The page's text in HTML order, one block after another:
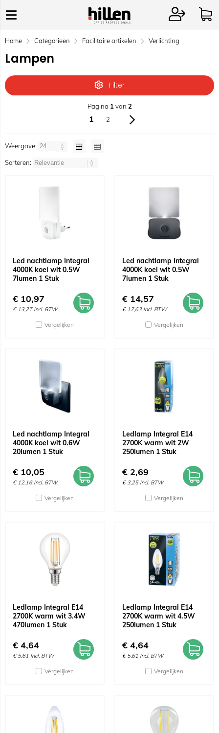
Home Categorieën Facilitaire artikelen Verlichting
Lampen
Filter
Pagina 1 van 2
1 2
Weergave:
Sorteren:
Led nachtlamp Integral
4000K koel wit 0.5W
7lumen 1 Stuk
€ 10,97
€ 13,27 Incl. BTW
Vergelijken
Led nachtlamp Integral
4000K koel wit 0.5W
7lumen 1 Stuk
€ 14,57
€ 17,63 Incl. BTW
Vergelijken
Led nachtlamp Integral
4000K koel wit 0.6W
20lumen 1 Stuk
€ 10,05
€ 12,16 Incl. BTW
Vergelijken
Ledlamp Integral E14
2700K warm wit 2W
250lumen 1 Stuk
€ 2,69
€ 3,25 Incl. BTW
Vergelijken
Ledlamp Integral E14
2700K warm wit 3.4W
470lumen 1 Stuk
€ 4,64
€ 5,61 Incl. BTW
Vergelijken
Ledlamp Integral E14
2700K warm wit 4.5W
250lumen 1 Stuk
€ 4,64
€ 5,61 Incl. BTW
Vergelijken